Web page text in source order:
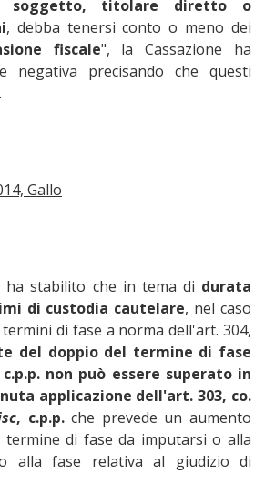
soggetto, titolare diretto o
, debba tenersi conto o meno dei
fiscale", la Cassazione ha
negativa precisando che questi
Gallo
ha stabilito che in tema di durata
di custodia cautelare, nel caso
di fase a norma dell'art. 304,
del doppio del termine di fase
non può essere superato in
applicazione dell'art. 303, co.
, c.p.p.che prevede un aumento
di fase da imputarsi o alla
alla fase relativa al giudizio di